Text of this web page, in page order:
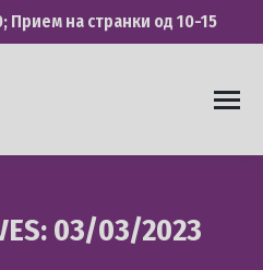
Прием на странки од 10-15
03/03/2023